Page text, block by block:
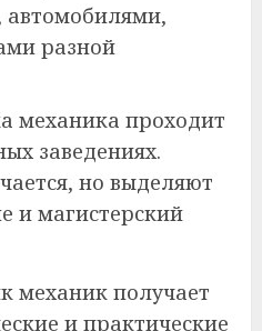
автомобилями,
разной
механика проходит
заведениях.
но выделяют
и магистерский
механик получает
и практические